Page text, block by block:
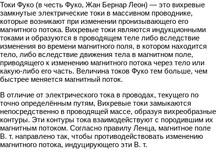
Токи Фуко (в честь Фуко, Жан Бернар Леон) — это вихревые
замкнутые электрические токи в массивном проводнике,
которые возникают при изменении пронизывающего его
магнитного потока. Вихревые токи являются индукционными
токами и образуются в проводящем теле либо вследствие
изменения во времени магнитного поля, в котором находится
тело, либо вследствие движения тела в магнитном поле,
приводящего к изменению магнитного потока через тело или
какую-либо его часть. Величина токов Фуко тем больше, чем
быстрее меняется магнитный поток.
В отличие от электрического тока в проводах, текущего по
точно определённым путям, Вихревые токи замыкаются
непосредственно в проводящей массе, образуя вихреобразные
контуры. Эти контуры тока взаимодействуют с породившим их
магнитным потоком. Согласно правилу Ленца, магнитное поле
В. т. направлено так, чтобы противодействовать изменению
магнитного потока, индуцирующего эти В. т.